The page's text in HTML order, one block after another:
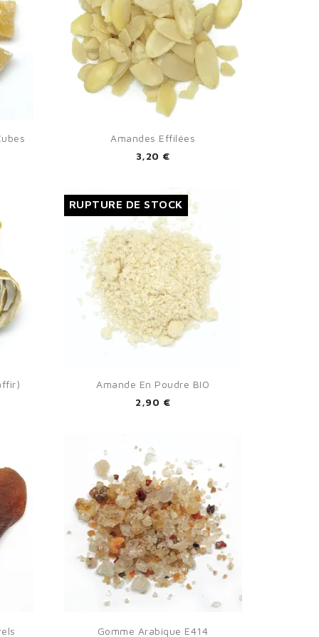
Aperçu rapide
Amandes Effilées
3,20 €
Aperçu rapide
Amande En Poudre BIO
2,90 €
RUPTURE DE STOCK
 Aperçu rapide
Gomme Arabique E414